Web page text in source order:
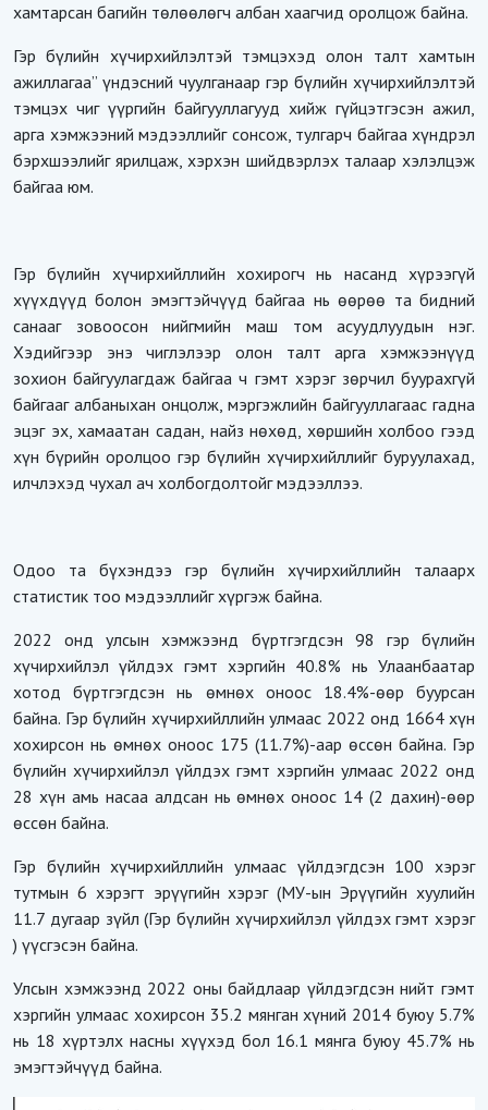
хамтарсан багийн төлөөлөгч албан хаагчид оролцож байна.
Гэр бүлийн хүчирхийлэлтэй тэмцэхэд олон талт хамтын
ажиллагаа” үндэсний чуулганаар гэр бүлийн хүчирхийлэлтэй
тэмцэх чиг үүргийн байгууллагууд хийж гүйцэтгэсэн ажил,
арга хэмжээний мэдээллийг сонсож, тулгарч байгаа хүндрэл
бэрхшээлийг ярилцаж, хэрхэн шийдвэрлэх талаар хэлэлцэж
байгаа юм.
Гэр бүлийн хүчирхийллийн хохирогч нь насанд хүрээгүй
хүүхдүүд болон эмэгтэйчүүд байгаа нь өөрөө та бидний
санааг зовоосон нийгмийн маш том асуудлуудын нэг.
Хэдийгээр энэ чиглэлээр олон талт арга хэмжээнүүд
зохион байгуулагдаж байгаа ч гэмт хэрэг зөрчил буурахгүй
байгааг албаныхан онцолж, мэргэжлийн байгууллагаас гадна
эцэг эх, хамаатан садан, найз нөхөд, хөршийн холбоо гээд
хүн бүрийн оролцоо гэр бүлийн хүчирхийллийг буруулахад,
илчлэхэд чухал ач холбогдолтойг мэдээллээ.
Одоо та бүхэндээ гэр бүлийн хүчирхийллийн талаарх
статистик тоо мэдээллийг хүргэж байна.
2022 онд улсын хэмжээнд бүртгэгдсэн 98 гэр бүлийн
хүчирхийлэл үйлдэх гэмт хэргийн 40.8% нь Улаанбаатар
хотод бүртгэгдсэн нь өмнөх оноос 18.4%-өөр буурсан
байна. Гэр бүлийн хүчирхийллийн улмаас 2022 онд 1664 хүн
хохирсон нь өмнөх оноос 175 (11.7%)-аар өссөн байна. Гэр
бүлийн хүчирхийлэл үйлдэх гэмт хэргийн улмаас 2022 онд
28 хүн амь насаа алдсан нь өмнөх оноос 14 (2 дахин)-өөр
өссөн байна.
Гэр бүлийн хүчирхийллийн улмаас үйлдэгдсэн 100 хэрэг
тутмын 6 хэрэгт эрүүгийн хэрэг (МУ-ын Эрүүгийн хуулийн
11.7 дугаар зүйл (Гэр бүлийн хүчирхийлэл үйлдэх гэмт хэрэг
) үүсгэсэн байна.
Улсын хэмжээнд 2022 оны байдлаар үйлдэгдсэн нийт гэмт
хэргийн улмаас хохирсон 35.2 мянган хүний 2014 буюу 5.7%
нь 18 хүртэлх насны хүүхэд бол 16.1 мянга буюу 45.7% нь
эмэгтэйчүүд байна.